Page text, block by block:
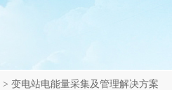
> 变电站电能量采集及管理解决方案